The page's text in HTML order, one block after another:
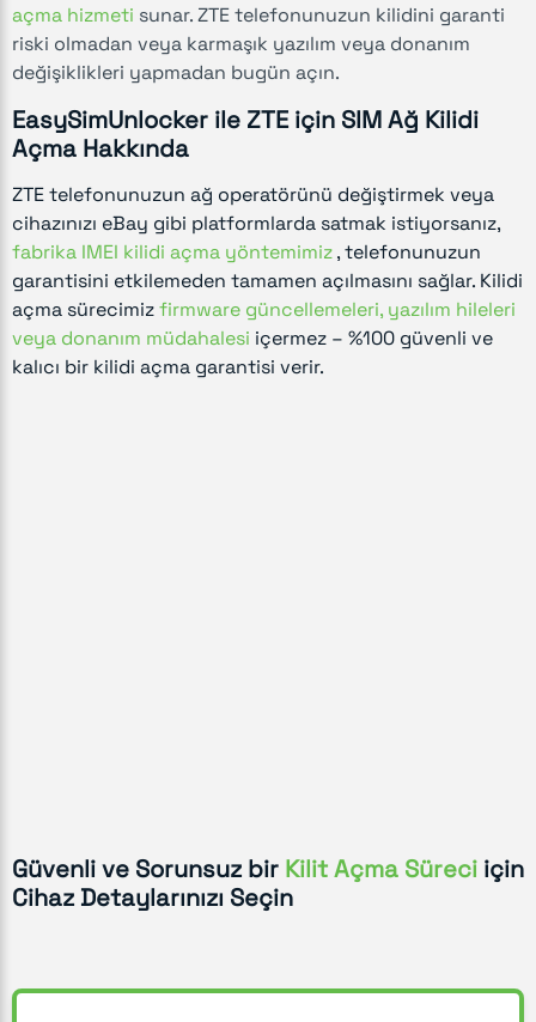
açma hizmeti sunar. ZTE telefonunuzun kilidini garanti
riski olmadan veya karmaşık yazılım veya donanım
değişiklikleri yapmadan bugün açın.
EasySimUnlocker ile ZTE için SIM Ağ Kilidi
Açma Hakkında
ZTE telefonunuzun ağ operatörünü değiştirmek veya
cihazınızı eBay gibi platformlarda satmak istiyorsanız,
fabrika IMEI kilidi açma yöntemimiz, telefonunuzun
garantisini etkilemeden tamamen açılmasını sağlar. Kilidi
açma sürecimizfirmware güncellemeleri, yazılım hileleri
veya donanım müdahalesi içermez – %100 güvenli ve
kalıcı bir kilidi açma garantisi verir.
Güvenli ve Sorunsuz bir Kilit Açma Süreci için
Cihaz Detaylarınızı Seçin